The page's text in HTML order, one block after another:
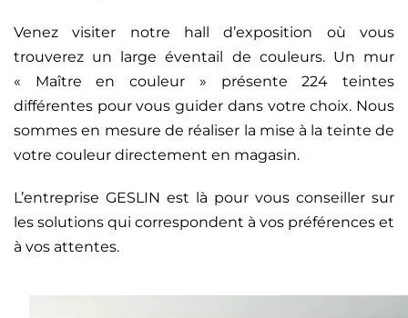
Venez visiter notre hall d’exposition où vous
trouverez un large éventail de couleurs. Un mur
« Maître en couleur » présente 224 teintes
différentes pour vous guider dans votre choix. Nous
sommes en mesure de réaliser la mise à la teinte de
votre couleur directement en magasin.
L’entreprise GESLIN est là pour vous conseiller sur
les solutions qui correspondent à vos préférences et
à vos attentes.